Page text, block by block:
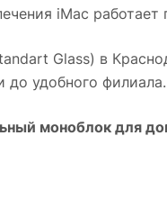
iMac работает
Glass) в
до удобного филиала.
моноблок для